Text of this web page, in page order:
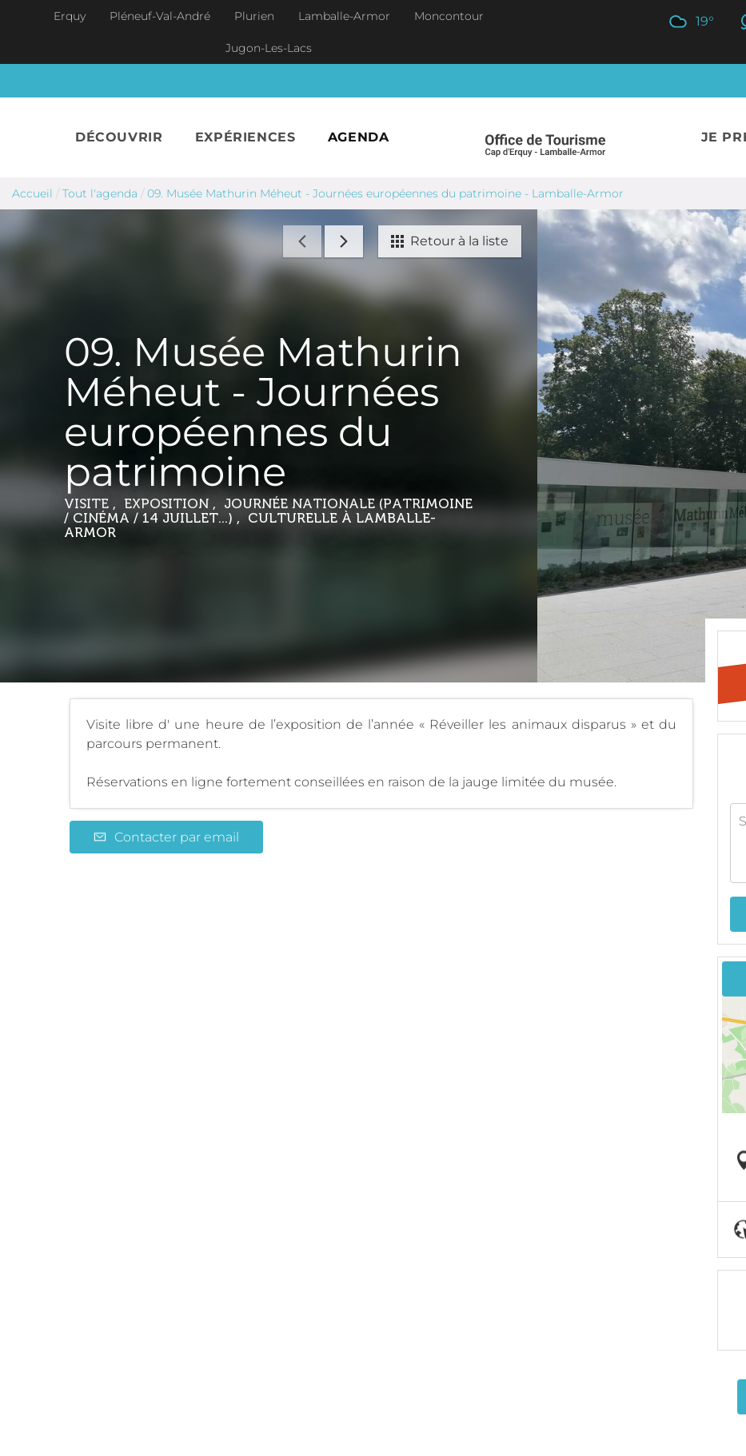
Aller au contenu principal
Erquy Pléneuf-Val-André Plurien Lamballe-Armor Moncontour
Jugon-Les-Lacs
19°
DÉCOUVRIR EXPÉRIENCES AGENDA JE
Accueil / Tout l'agenda / 09. Musée Mathurin Méheut - Journées européennes du patrimoine - Lamballe-Armor
Retour à la liste
09. Musée Mathurin
Méheut - Journées
européennes du
patrimoine
VISITE , EXPOSITION , JOURNÉE NATIONALE (PATRIMOINE
/ CINÉMA / 14 JUILLET...) , CULTURELLE À LAMBALLE-
ARMOR
Visite libre d' une heure de l’exposition de l’année « Réveiller les animaux disparus » et du
parcours permanent.
Réservations en ligne fortement conseillées en raison de la jauge limitée du musée.
Contacter par email